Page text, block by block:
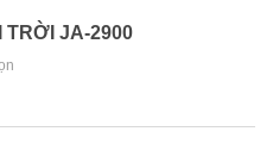
TRỜI JA-2900